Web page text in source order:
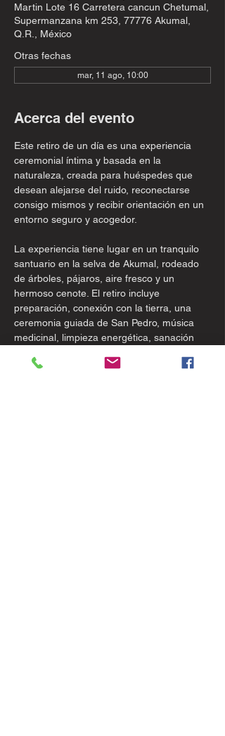
Martin Lote 16 Carretera cancun Chetumal,
Supermanzana km 253, 77776 Akumal,
Q.R., México
Otras fechas
mar, 11 ago, 10:00
Acerca del evento
Este retiro de un día es una experiencia
ceremonial íntima y basada en la
naturaleza, creada para huéspedes que
desean alejarse del ruido, reconectarse
consigo mismos y recibir orientación en un
entorno seguro y acogedor.
La experiencia tiene lugar en un tranquilo
santuario en la selva de Akumal, rodeado
de árboles, pájaros, aire fresco y un
hermoso cenote. El retiro incluye
preparación, conexión con la tierra, una
ceremonia guiada de San Pedro, música
medicinal, limpieza energética, sanación
integración.